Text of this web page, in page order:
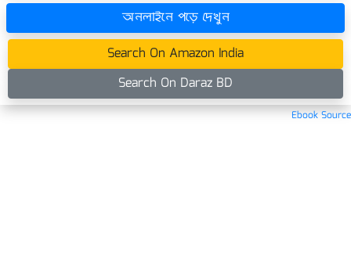
অনলাইনে পড়ে দেখুন
Search On Amazon India
Search On Daraz BD
Ebook Source